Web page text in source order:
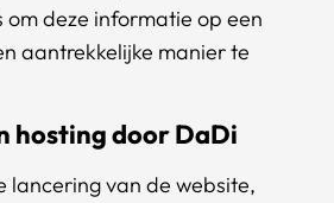
deze informatie op een
aantrekkelijke manier te
hosting door DaDi
lancering van de website,